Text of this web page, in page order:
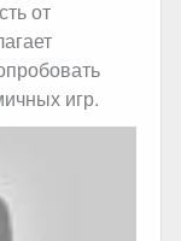
от
игр.